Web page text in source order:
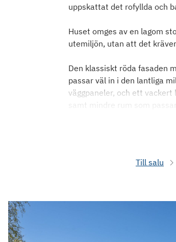
uppskattat det rofyllda och
Huset omges av en lagom
utemiljön, utan att det
Den klassiskt röda fasaden
passar väl in i den lantliga
väggpaneler, och ett
samt mindre rum som
Till salu